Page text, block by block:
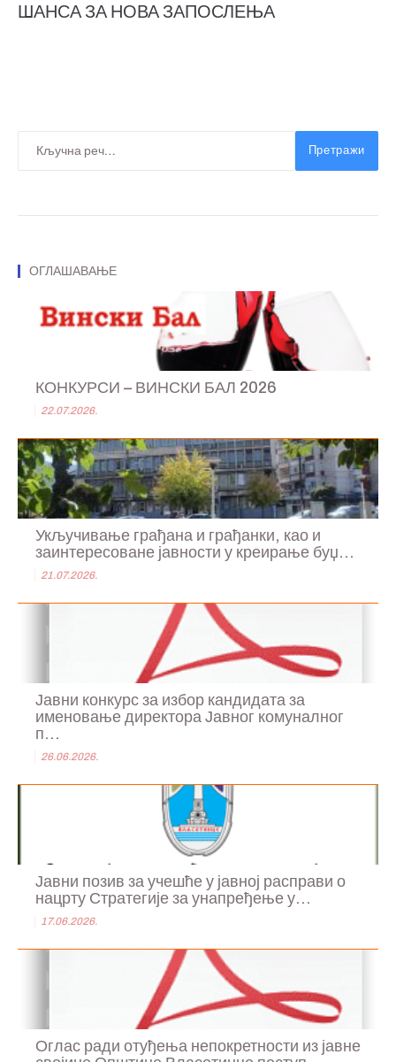
ШАНСА ЗА НОВА ЗАПОСЛЕЊА
Претражи
ОГЛАШАВАЊЕ
КОНКУРСИ – ВИНСКИ БАЛ 2026
22.07.2026.
Укључивање грађана и грађанки, као и
заинтересоване јавности у креирање буџ...
21.07.2026.
Јавни конкурс за избор кандидата за
именовање директора Јавног комуналног
п...
26.06.2026.
Јавни позив за учешће у јавној расправи о
нацрту Стратегије за унапређење у...
17.06.2026.
Оглас ради отуђења непокретности из јавне